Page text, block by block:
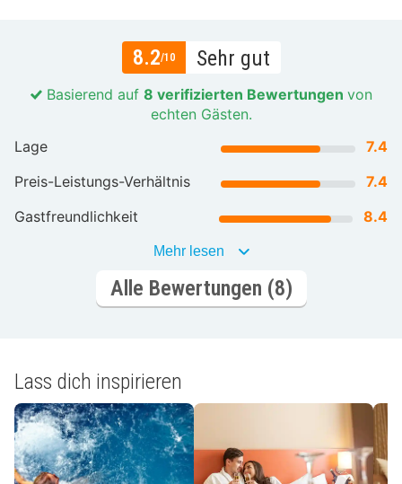
8.2/10 Sehr gut
Basierend auf 8 verifizierten Bewertungen von
echten Gästen.
Lage
7.4
Preis-Leistungs-Verhältnis
7.4
Gastfreundlichkeit
8.4
Mehr lesen
Alle Bewertungen (8)
Lass dich inspirieren